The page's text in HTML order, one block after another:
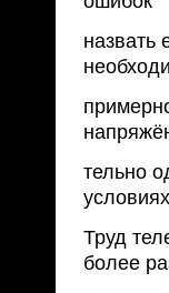
назвать
тельно
Труд
более